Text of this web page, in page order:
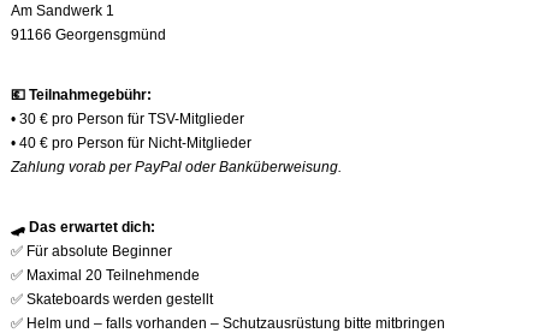
Am Sandwerk 1
91166 Georgensgmünd
💶Teilnahmegebühr:
• 30 € pro Person für TSV-Mitglieder
• 40 € pro Person für Nicht-Mitglieder
Zahlung vorab per PayPal oder Banküberweisung.
🛹Das erwartet dich:
✅Für absolute Beginner
✅Maximal 20 Teilnehmende
✅Skateboards werden gestellt
✅Helm und – falls vorhanden – Schutzausrüstung bitte mitbringen